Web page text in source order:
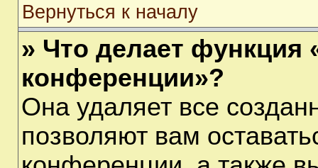
Вернуться к началу
» Что делает функция
конференции»?
Она удаляет все
позволяют вам